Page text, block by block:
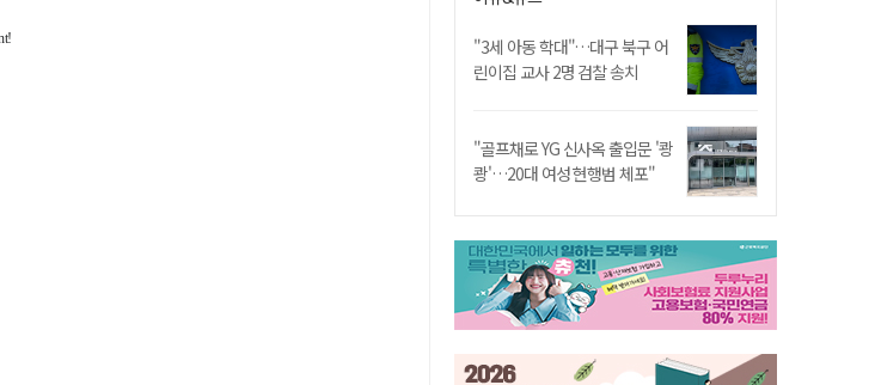
"3세 아동 학대"…대구 북구 어
린이집 교사 2명 검찰 송치
"골프채로 YG 신사옥 출입문 '쾅
쾅'…20대 여성 현행범 체포"